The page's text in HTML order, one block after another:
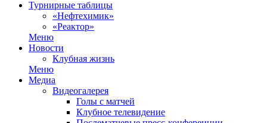
Турнирные таблицы
«Нефтехимик»
«Реактор»
Меню
Новости
Клубная жизнь
Меню
Медиа
Видеогалерея
Голы с матчей
Клубное телевидение